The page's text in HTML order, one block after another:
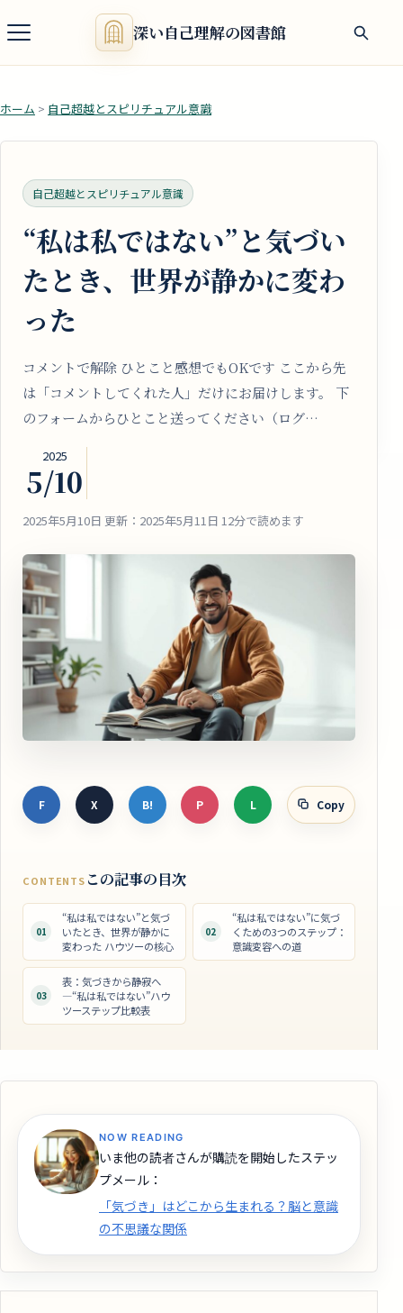
深い自己理解の図書館
ホーム > 自己超越とスピリチュアル意識
自己超越とスピリチュアル意識
“私は私ではない”と気づい
たとき、世界が静かに変わ
った
コメントで解除 ひとこと感想でもOKです ここから先
は「コメントしてくれた人」だけにお届けします。 下
のフォームからひとこと送ってください（ログ…
2025
5/10
2025年5月10日 更新：2025年5月11日 12分で読めます
F X B! P L Copy
CONTENTS この記事の目次
01
“私は私ではない”と気づ
いたとき、世界が静かに
変わった ハウツーの核心
02
“私は私ではない”に気づ
くための3つのステップ：
意識変容への道
03
表：気づきから静寂へ
―“私は私ではない”ハウ
ツーステップ比較表
NOW READING
いま他の読者さんが購読を開始したステッ
プメール：
「気づき」はどこから生まれる？脳と意識
の不思議な関係